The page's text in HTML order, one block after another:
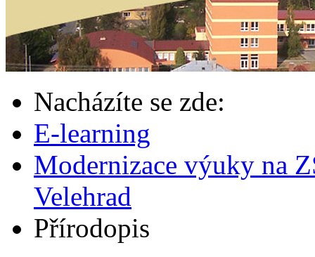
Nacházíte se zde:
E-learning
Modernizace výuky na
Velehrad
Přírodopis